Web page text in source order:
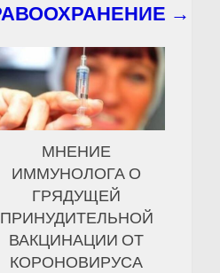
→
МНЕНИЕ
ИММУНОЛОГА О
ГРЯДУЩЕЙ
ПРИНУДИТЕЛЬНОЙ
ВАКЦИНАЦИИ ОТ
КОРОНОВИРУСА